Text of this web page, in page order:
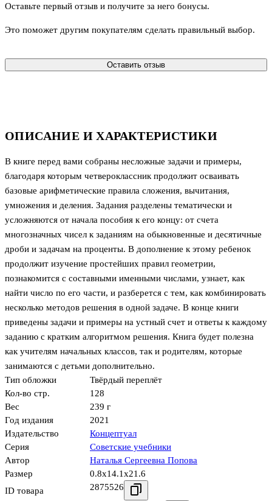
ОПИСАНИЕ И ХАРАКТЕРИСТИКИ
В книге перед вами собраны несложные задачи и примеры,
благодаря которым четвероклассник продолжит осваивать
базовые арифметические правила сложения, вычитания,
умножения и деления. Задания разделены тематически и
усложняются от начала пособия к его концу: от счета
многозначных чисел к заданиям на обыкновенные и десятичные
дроби и задачам на проценты. В дополнение к этому ребенок
продолжит изучение простейших правил геометрии,
познакомится с составными именными числами, узнает, как
найти число по его части, и разберется с тем, как комбинировать
несколько методов решения в одной задаче. В конце книги
приведены задачи и примеры на устный счет и ответы к каждому
заданию с кратким алгоритмом решения. Книга будет полезна
как учителям начальных классов, так и родителям, которые
занимаются с детьми дополнительно.
Тип обложки
Твёрдый переплёт
Кол-во стр.
128
Вес
239 г
Год издания
2021
Издательство
Концептуал
Серия
Советские учебники
Автор
Наталья Сергеевна Попова
Размер
0.8x14.1x21.6
ID товара
2875526
Оставьте первый отзыв и получите за него бонусы.
Это поможет другим покупателям сделать правильный выбор.
Оставить отзыв